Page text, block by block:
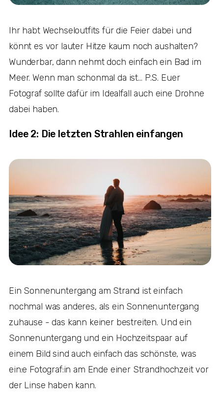
Ihr habt Wechseloutfits für die Feier dabei und
könnt es vor lauter Hitze kaum noch aushalten?
Wunderbar, dann nehmt doch einfach ein Bad im
Meer. Wenn man schonmal da ist… P.S. Euer
Fotograf sollte dafür im Idealfall auch eine Drohne
dabei haben.
Idee 2: Die letzten Strahlen einfangen
Ein Sonnenuntergang am Strand ist einfach
nochmal was anderes, als ein Sonnenuntergang
zuhause - das kann keiner bestreiten. Und ein
Sonnenuntergang und ein Hochzeitspaar auf
einem Bild sind auch einfach das schönste, was
ein:e Fotograf:in am Ende einer Strandhochzeit vor
der Linse haben kann.